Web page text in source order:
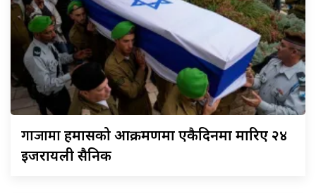
गाजामाहमासको आक्रमणमा एकैदिनमा मारिए २४
इजरायली सैनिक